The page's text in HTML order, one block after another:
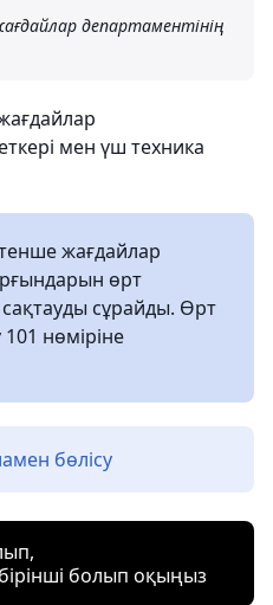
департаментінің
мен үш техника
жағдайлар
өрт
сақтауды сұрайды. Өрт
нөміріне
бөлісу
болып оқыңыз